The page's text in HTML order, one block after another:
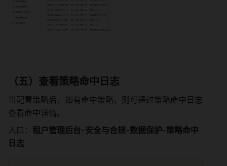
（五）查看策略命中日志
当配置策略后，如有命中策略，则可通过策略命中日志
查看命中详情。
入口： 租户管理后台-安全与合规-数据保护-策略命中
日志